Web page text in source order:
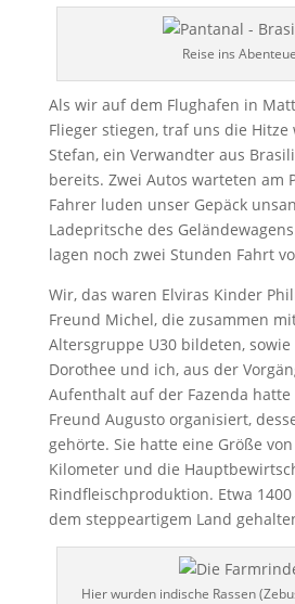
Reise ins
Als wir auf dem Flughafen in
Flieger stiegen, traf uns die Hitze
Stefan, ein Verwandter aus
bereits. Zwei Autos warteten am
Fahrer luden unser Gepäck
Ladepritsche des
lagen noch zwei Stunden Fahrt
Wir, das waren Elviras Kinder
Freund Michel, die zusammen
Altersgruppe U30 bildeten, sowie
Dorothee und ich, aus der
Aufenthalt auf der Fazenda
Freund Augusto organisiert,
gehörte. Sie hatte eine Größe
Kilometer und die
Rindfleischproduktion. Etwa
dem steppeartigem Land
Hier wurden indische Rassen